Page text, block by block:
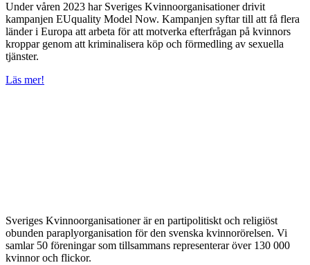
Under våren 2023 har Sveriges Kvinnoorganisationer drivit
kampanjen EUquality Model Now. Kampanjen syftar till att få flera
länder i Europa att arbeta för att motverka efterfrågan på kvinnors
kroppar genom att kriminalisera köp och förmedling av sexuella
tjänster.
Läs mer!
Sveriges Kvinnoorganisationer är en partipolitiskt och religiöst
obunden paraplyorganisation för den svenska kvinnorörelsen. Vi
samlar 50 föreningar som tillsammans representerar över 130 000
kvinnor och flickor.